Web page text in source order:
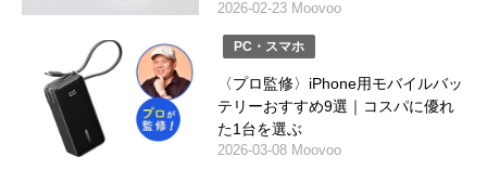
2026-02-23 Moovoo
PC・スマホ
〈プロ監修〉iPhone用モバイルバッ
テリーおすすめ9選｜コスパに優れ
た1台を選ぶ
2026-03-08 Moovoo